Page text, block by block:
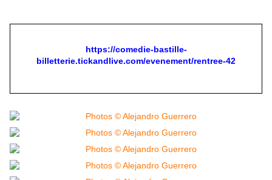
https://comedie-bastille-
billetterie.tickandlive.com/evenement/rentree-42